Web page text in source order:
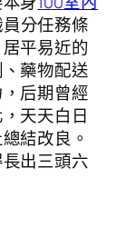
分任務條
平易近的
藥物配送
后期曾經
天天白日
結改良。
出三頭六